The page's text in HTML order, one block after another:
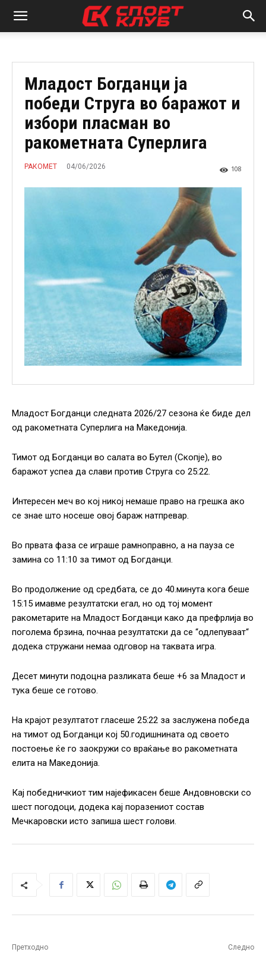
Младост Богданци ја
победи Струга во баражот и
избори пласман во
ракометната Суперлига
РАКОМЕТ 04/06/2026 108
Младост Богданци следната 2026/27 сезона ќе биде дел
од ракометната Суперлига на Македонија.
Тимот од Богданци во салата во Бутел (Скопје), во
баражот успеа да слави против Струга со 25:22.
Интересен меч во кој никој немаше право на грешка ако
се знае што носеше овој бараж натпревар.
Во првата фаза се играше рамноправно, а на пауза се
замина со 11:10 за тимот од Богданци.
Во продолжение од средбата, се до 40.минута кога беше
15:15 имавме резултатски егал, но од тој момент
ракометарите на Младост Богданци како да префрлија во
поголема брзина, почнаа резултатски да се “одлепуваат“
додека стружани немаа одговор на таквата игра.
Десет минути подоцна разликата беше +6 за Младост и
тука беше се готово.
На крајот резултатот гласеше 25:22 за заслужена победа
на тимот од Богданци кој 50.годишнината од своето
постоење ќе го заокружи со враќање во ракометната
елита на Македонија.
Кај победничкиот тим најефикасен беше Андовновски со
шест погодоци, додека кај поразениот состав
Мечкаровски исто запиша шест голови.
Претходно Следно